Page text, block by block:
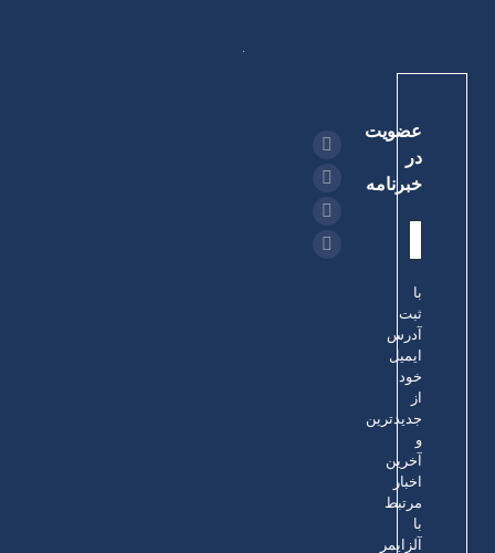
عضویت
در
خبرنامه
با
ثبت
آدرس
ایمیل
خود
از
جدیدترین
و
آخرین
اخبار
مرتبط
با
آلزایمر